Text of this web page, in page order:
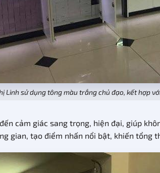
Linh sử dụng tông màu trắng chủ đạo, kết hợp
cảm giác sang trọng, hiện đại, giúp
gian, tạo điểm nhấn nổi bật, khiến tổng